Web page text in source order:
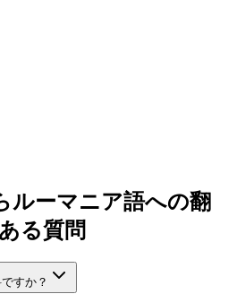
ルーマニア語への翻
る質問
すか？